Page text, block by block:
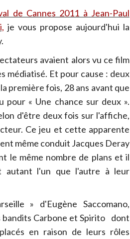
de Cannes 2011 à Jean-Paul
je vous propose aujourd'hui la
avaient alors vu ce film
médiatisé. Et pour cause : deux
première fois, 28 ans avant que
pour « Une chance sur deux ».
d'être deux fois sur l'affiche,
Ce jeu et cette apparente
même conduit Jacques Deray
le même nombre de plans et il
autant l'un que l'autre à leur
» d'Eugène Saccomano,
bandits Carbone et Spirito dont
en raison de leurs rôles